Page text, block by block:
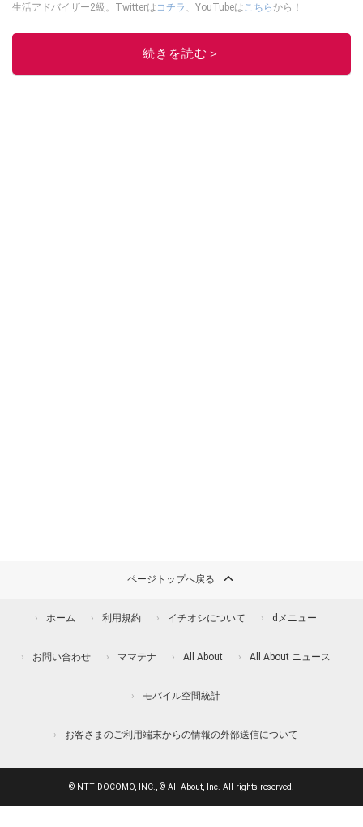
生活アドバイザー2級。Twitterは コチラ 、YouTubeはこちらから！
このイチオシストの他の記事を読む
続きを読む＞
ページトップへ戻る
ホーム 利用規約 イチオシについて dメニュー
お問い合わせ ママテナ All About All About ニュース
モバイル空間統計
お客さまのご利用端末からの情報の外部送信について
© NTT DOCOMO, INC., © All About, Inc. All rights reserved.